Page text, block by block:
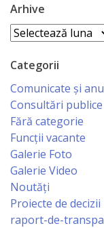
şi
Comerţ
în
Arhive
Arhive
Categorii
Comunicate și
Consultări publice
Fără categorie
Funcții vacante
Galerie Foto
Galerie Video
Noutăți
Proiecte de decizii
raport-de-